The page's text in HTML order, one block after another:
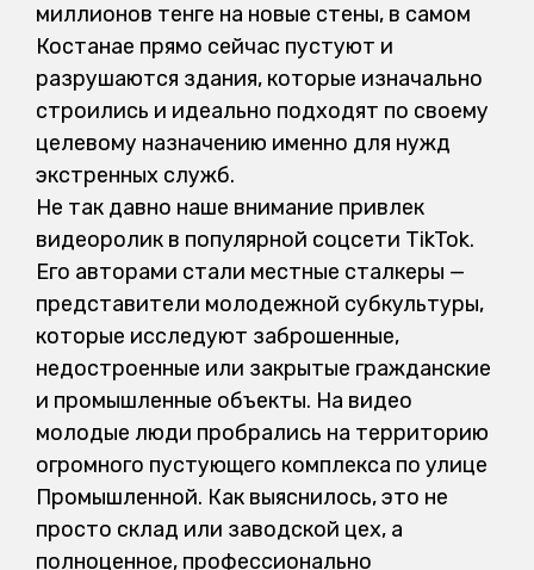
миллионов тенге на новые стены, в самом
Костанае прямо сейчас пустуют и
разрушаются здания, которые изначально
строились и идеально подходят по своему
целевому назначению именно для нужд
экстренных служб.
Не так давно наше внимание привлек
видеоролик в популярной соцсети TikTok.
Его авторами стали местные сталкеры —
представители молодежной субкультуры,
которые исследуют заброшенные,
недостроенные или закрытые гражданские
и промышленные объекты. На видео
молодые люди пробрались на территорию
огромного пустующего комплекса по улице
Промышленной. Как выяснилось, это не
просто склад или заводской цех, а
полноценное, профессионально